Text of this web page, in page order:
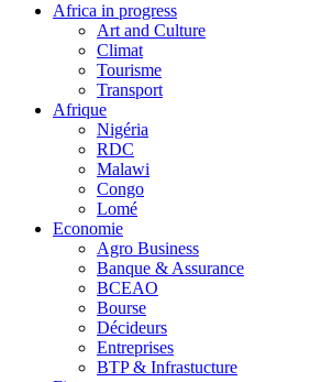
Africa in progress
Art and Culture
Climat
Tourisme
Transport
Afrique
Nigéria
RDC
Malawi
Congo
Lomé
Economie
Agro Business
Banque & Assurance
BCEAO
Bourse
Décideurs
Entreprises
BTP & Infrastucture